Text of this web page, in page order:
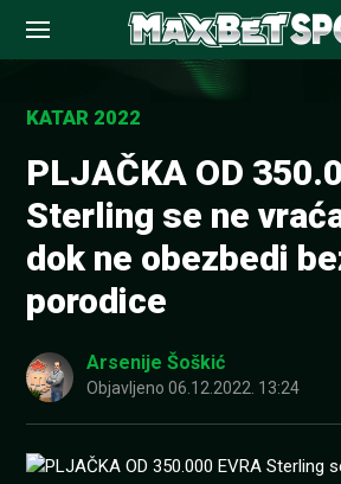
contentKATAR 2022
PLJAČKA OD
Sterling se ne
dok ne obezbedi
porodice
Arsenije Šoškić
Objavljeno 06.12.2022. 13:24